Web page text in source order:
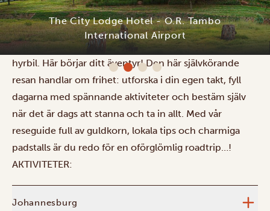
När du kliver ut från O.R. Tambo International Airport i
Johannesburg (Afrikas största och mest trafikerade
flygplats) går du direkt till upphämtningsplatsen för din
hyrbil. Här börjar ditt äventyr! Den här självkörande
resan handlar om frihet: utforska i din egen takt, fyll
dagarna med spännande aktiviteter och bestäm själv
när det är dags att stanna och ta in allt. Med vår
reseguide full av guldkorn, lokala tips och charmiga
padstalls är du redo för en oförglömlig roadtrip…!
AKTIVITETER:
Johannesburg